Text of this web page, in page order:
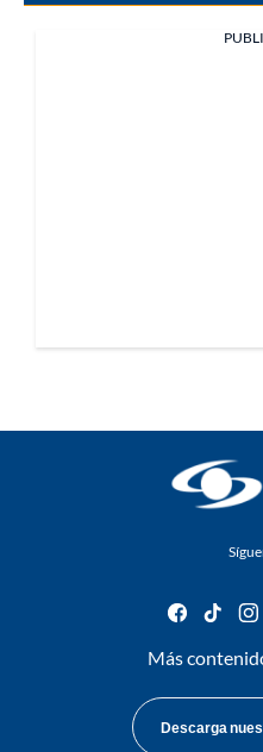
facebook
tiktok
Más
Descarga